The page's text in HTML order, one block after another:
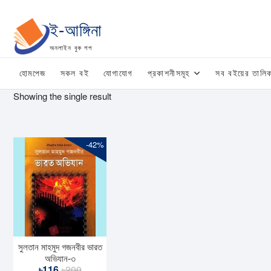
content
ই-আঙ্গিনা
অনলাইন বুক শপ
হোমপেজ সকল বই যোগাযোগ প্রকাশনীসমূহ সব বইয়ের
Showing the single result
-42%
সুলতান মাহমুদ গজনবীর ভারত
অভিযান-৩
Original
Current